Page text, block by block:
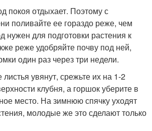
покоя отдыхает. Поэтому с
поливайте ее гораздо реже, чем
нужен для подготовки растения к
реже удобряйте почву под ней,
один раз через три недели.
листья увянут, срежьте их на 1-2
клубня, а горшок уберите в
место. На зимнюю спячку уходят
молодые же это сделают только